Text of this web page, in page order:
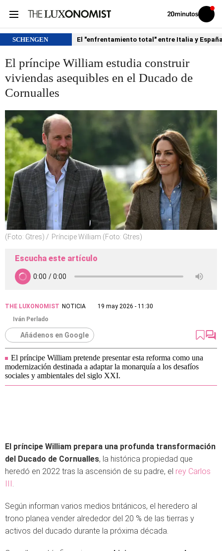
Volver
Iniciar
sesión
SCHENGEN El "enfrentamiento total" entre Italia y
El príncipe William estudia construir
viviendas asequibles en el Ducado de
Cornualles
(Foto: Gtres) Príncipe William (Foto: Gtres)
Escucha este artículo
THE LUXONOMIST NOTICIA
19 may 2026 - 11:30
Iván Perlado
Añádenos en Google
El príncipe William pretende presentar esta reforma como una
modernización destinada a adaptar la monarquía a los desafíos
sociales y ambientales del siglo XXI.
El príncipe William prepara una profunda transformación
del Ducado de Cornualles, la histórica propiedad que
heredó en 2022 tras la ascensión de su padre, el rey Carlos
III
Según informan varios medios británicos, el heredero al
trono planea vender alrededor del 20 % de las tierras y
activos del ducado durante la próxima década.